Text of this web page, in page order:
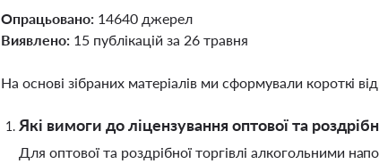
Опрацьовано: 14640 джерел
Виявлено: 15 публікацій за 26 травня
На основі зібраних матеріалів ми сформували короткі
Які вимоги до ліцензування оптової та
Для оптової та роздрібної торгівлі алкогольними